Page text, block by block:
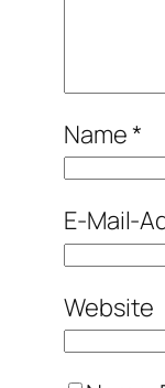
Name*
E-Mail-
Website